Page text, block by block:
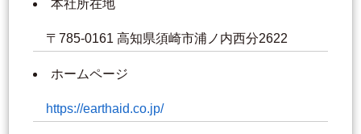
本社所在地
〒785-0161 高知県須崎市浦ノ内西分2622
ホームページ
https://earthaid.co.jp/